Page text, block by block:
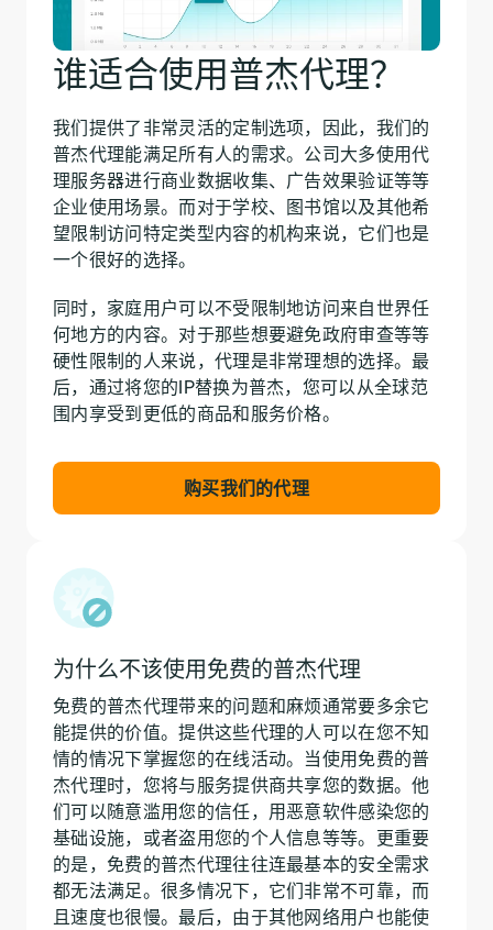
谁适合使用普杰代理？
我们提供了非常灵活的定制选项，因此，我们的
普杰代理能满足所有人的需求。公司大多使用代
理服务器进行商业数据收集、广告效果验证等等
企业使用场景。而对于学校、图书馆以及其他希
望限制访问特定类型内容的机构来说，它们也是
一个很好的选择。
同时，家庭用户可以不受限制地访问来自世界任
何地方的内容。对于那些想要避免政府审查等等
硬性限制的人来说，代理是非常理想的选择。最
后，通过将您的IP替换为普杰，您可以从全球范
围内享受到更低的商品和服务价格。
购买我们的代理
为什么不该使用免费的普杰代理
免费的普杰代理带来的问题和麻烦通常要多余它
能提供的价值。提供这些代理的人可以在您不知
情的情况下掌握您的在线活动。当使用免费的普
杰代理时，您将与服务提供商共享您的数据。他
们可以随意滥用您的信任，用恶意软件感染您的
基础设施，或者盗用您的个人信息等等。更重要
的是，免费的普杰代理往往连最基本的安全需求
都无法满足。很多情况下，它们非常不可靠，而
且速度也很慢。最后，由于其他网络用户也能使